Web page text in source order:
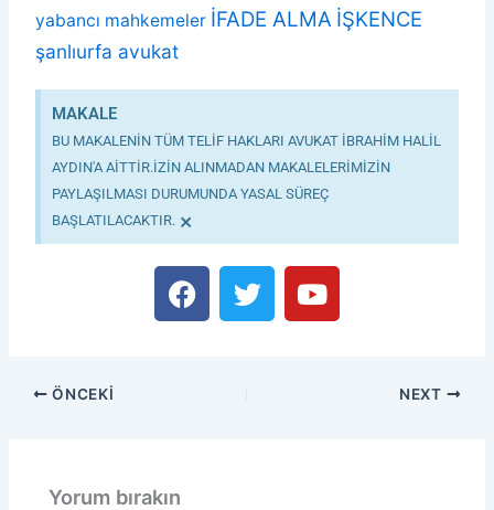
yabancı mahkemeler İFADE ALMA İŞKENCE
şanlıurfa avukat
MAKALE
BU MAKALENİN TÜM TELİF HAKLARI AVUKAT İBRAHİM HALİL
AYDIN'A AİTTİR.İZİN ALINMADAN MAKALELERİMİZİN
PAYLAŞILMASI DURUMUNDA YASAL SÜREÇ
BAŞLATILACAKTIR. ×
F
a
T
w
Y
o
ÖNCEKI NEXT
Yorum bırakın